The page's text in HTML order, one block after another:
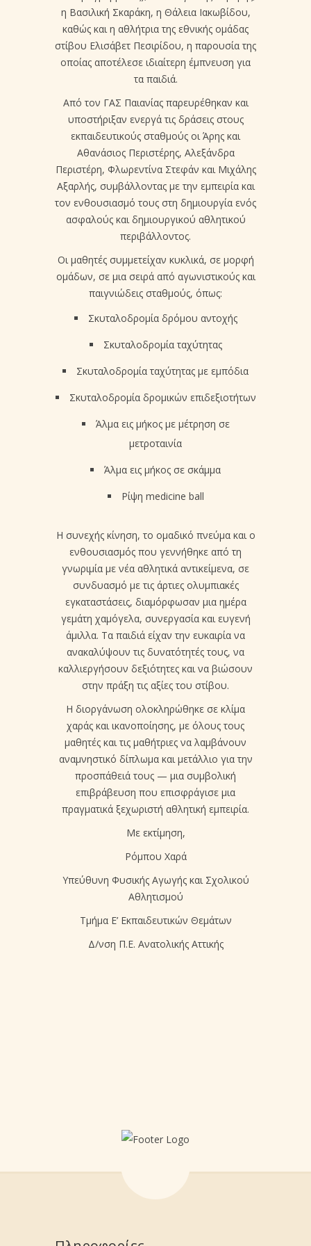
η Βασιλική Σκαράκη, η Θάλεια Ιακωβίδου,
καθώς και η αθλήτρια της εθνικής ομάδας
στίβου Ελισάβετ Πεσιρίδου, η παρουσία της
οποίας αποτέλεσε ιδιαίτερη έμπνευση για
τα παιδιά.
Από τον ΓΑΣ Παιανίας παρευρέθηκαν και
υποστήριξαν ενεργά τις δράσεις στους
εκπαιδευτικούς σταθμούς οι Άρης και
Αθανάσιος Περιστέρης, Αλεξάνδρα
Περιστέρη, Φλωρεντίνα Στεφάν και Μιχάλης
Αξαρλής, συμβάλλοντας με την εμπειρία και
τον ενθουσιασμό τους στη δημιουργία ενός
ασφαλούς και δημιουργικού αθλητικού
περιβάλλοντος.
Οι μαθητές συμμετείχαν κυκλικά, σε μορφή
ομάδων, σε μια σειρά από αγωνιστικούς και
παιγνιώδεις σταθμούς, όπως:
Σκυταλοδρομία δρόμου αντοχής
Σκυταλοδρομία ταχύτητας
Σκυταλοδρομία ταχύτητας με εμπόδια
Σκυταλοδρομία δρομικών επιδεξιοτήτων
Άλμα εις μήκος με μέτρηση σε
μετροταινία
Άλμα εις μήκος σε σκάμμα
Ρίψη medicine ball
Η συνεχής κίνηση, το ομαδικό πνεύμα και ο
ενθουσιασμός που γεννήθηκε από τη
γνωριμία με νέα αθλητικά αντικείμενα, σε
συνδυασμό με τις άρτιες ολυμπιακές
εγκαταστάσεις, διαμόρφωσαν μια ημέρα
γεμάτη χαμόγελα, συνεργασία και ευγενή
άμιλλα. Τα παιδιά είχαν την ευκαιρία να
ανακαλύψουν τις δυνατότητές τους, να
καλλιεργήσουν δεξιότητες και να βιώσουν
στην πράξη τις αξίες του στίβου.
Η διοργάνωση ολοκληρώθηκε σε κλίμα
χαράς και ικανοποίησης, με όλους τους
μαθητές και τις μαθήτριες να λαμβάνουν
αναμνηστικό δίπλωμα και μετάλλιο για την
προσπάθειά τους — μια συμβολική
επιβράβευση που επισφράγισε μια
πραγματικά ξεχωριστή αθλητική εμπειρία.
Με εκτίμηση,
Ρόμπου Χαρά
Υπεύθυνη Φυσικής Αγωγής και Σχολικού
Αθλητισμού
Τμήμα Ε’ Εκπαιδευτικών Θεμάτων
Δ/νση Π.Ε. Ανατολικής Αττικής